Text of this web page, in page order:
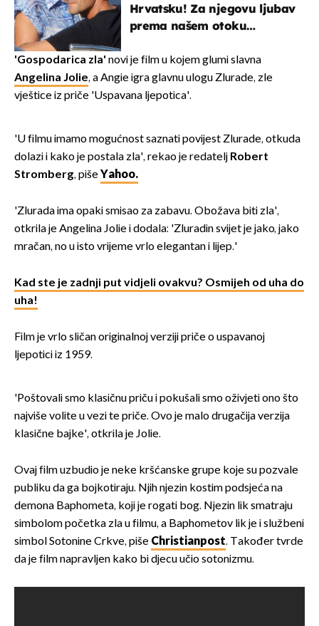
Hrvatsku! Za njegovu ljubav
prema našem otoku
Hrvat
'Gospodarica zla' novi je film u kojem glumi slavna
Angelina Jolie, a Angie igra glavnu ulogu Zlurade, zle
vještice iz priče 'Uspavana ljepotica'.
'U filmu imamo mogućnost saznati povijest Zlurade, otkuda
dolazi i kako je postala zla', rekao je redatelj Robert
Stromberg, pišeYahoo.
'Zlurada ima opaki smisao za zabavu. Obožava biti zla',
otkrila je Angelina Jolie i dodala: 'Zluradin svijet je jako, jako
mračan, no u isto vrijeme vrlo elegantan i lijep.'
Kad ste je zadnji put vidjeli ovakvu? Osmijeh od uha do
uha!
Film je vrlo sličan originalnoj verziji priče o uspavanoj
ljepotici iz 1959.
'Poštovali smo klasičnu priču i pokušali smo oživjeti ono što
najviše volite u vezi te priče. Ovo je malo drugačija verzija
klasične bajke', otkrila je Jolie.
Ovaj film uzbudio je neke kršćanske grupe koje su pozvale
publiku da ga bojkotiraju. Njih njezin kostim podsjeća na
demona Baphometa, koji je rogati bog. Njezin lik smatraju
simbolom početka zla u filmu, a Baphometov lik je i službeni
simbol Sotonine Crkve, piše Christianpost. Također tvrde
da je film napravljen kako bi djecu učio sotonizmu.